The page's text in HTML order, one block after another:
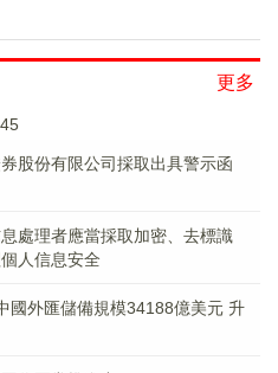
更多
股份有限公司採取出具警示函
處理者應當採取加密、去標識
人信息安全
國外匯儲備規模34188億美元 升